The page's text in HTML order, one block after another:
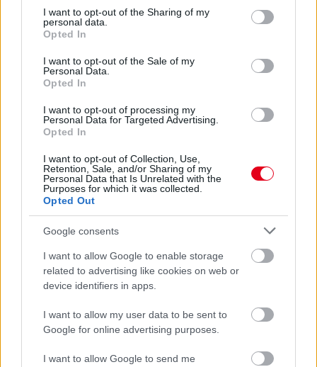
not limited to your visit or usage behaviour. You may click to
grant or deny consent to Google and its third-party tags to
use your data for below specified purposes in below Google
consent section.
I want to opt-out of the Sharing of my
personal data.
Opted In
I want to opt-out of the Sale of my
Personal Data.
Opted In
I want to opt-out of processing my
Personal Data for Targeted Advertising.
Opted In
I want to opt-out of Collection, Use,
Retention, Sale, and/or Sharing of my
Personal Data that Is Unrelated with the
Purposes for which it was collected.
Opted Out
Google consents
I want to allow Google to enable storage
related to advertising like cookies on web or
device identifiers in apps.
I want to allow my user data to be sent to
Google for online advertising purposes.
I want to allow Google to send me
Red Bull: Óriási a javulás az év elejéhez képest
Hallgasd meg a Formula Podcast
legfrissebb adását!